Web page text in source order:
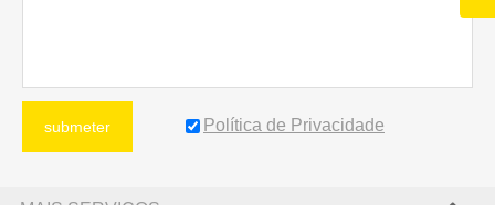
submeter Política de Privacidade